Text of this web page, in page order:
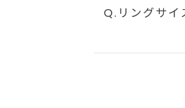
Q.リングサイ